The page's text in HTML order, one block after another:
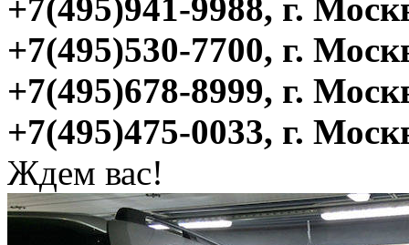
+7(495)941-9988, г.
+7(495)530-7700, г.
+7(495)678-8999, г.
+7(495)475-0033, г.
Ждем вас!